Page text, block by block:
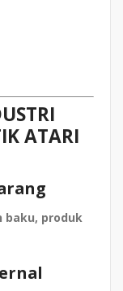
ATARI
baku, produk